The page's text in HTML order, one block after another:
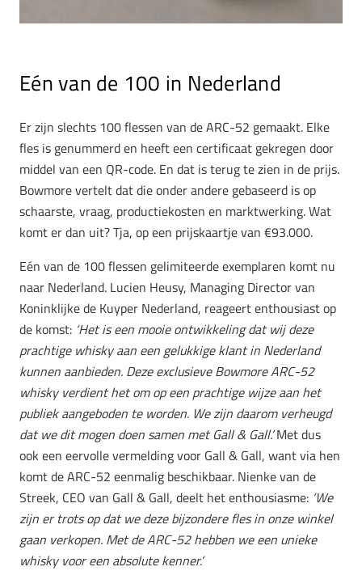
Eén van de 100 in Nederland
Er zijn slechts 100 flessen van de ARC-52 gemaakt. Elke
fles is genummerd en heeft een certificaat gekregen door
middel van een QR-code. En dat is terug te zien in de prijs.
Bowmore vertelt dat die onder andere gebaseerd is op
schaarste, vraag, productiekosten en marktwerking. Wat
komt er dan uit? Tja, op een prijskaartje van €93.000.
Eén van de 100 flessen gelimiteerde exemplaren komt nu
naar Nederland. Lucien Heusy, Managing Director van
Koninklijke de Kuyper Nederland, reageert enthousiast op
de komst: ‘Het is een mooie ontwikkeling dat wij deze
prachtige whisky aan een gelukkige klant in Nederland
kunnen aanbieden. Deze exclusieve Bowmore ARC-52
whisky verdient het om op een prachtige wijze aan het
publiek aangeboden te worden. We zijn daarom verheugd
dat we dit mogen doen samen met Gall & Gall.’Met dus
ook een eervolle vermelding voor Gall & Gall, want via hen
komt de ARC-52 eenmalig beschikbaar. Nienke van de
Streek, CEO van Gall & Gall, deelt het enthousiasme: ‘We
zijn er trots op dat we deze bijzondere fles in onze winkel
gaan verkopen. Met de ARC-52 hebben we een unieke
whisky voor een absolute kenner.’